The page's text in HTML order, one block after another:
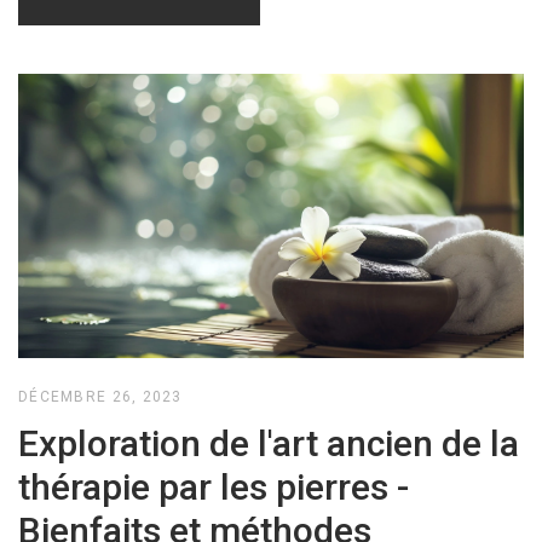
DÉCEMBRE 26, 2023
Exploration de l'art ancien de la
thérapie par les pierres -
Bienfaits et méthodes